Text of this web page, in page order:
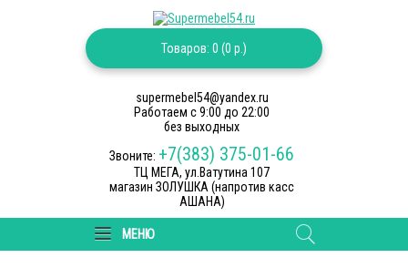
Товаров: 0 (0 р.)
supermebel54@yandex.ru
Работаем c 9:00 до 22:00
без выходных
Звоните: +7(383) 375-01-66
ТЦ МЕГА, ул.Ватутина 107
магазин ЗОЛУШКА (напротив касс
АШАНА)
МЕНЮ